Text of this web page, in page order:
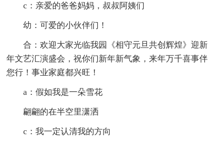
c：亲爱的爸爸妈妈，叔叔阿姨们
幼：可爱的小伙伴们！
合：欢迎大家光临我园《相守元旦共创辉煌》迎新
年文艺汇演盛会，祝你们新年新气象，来年万千喜事伴
您行！事业家庭都兴旺！
a：假如我是一朵雪花
翩翩的在半空里潇洒
c：我一定认清我的方向